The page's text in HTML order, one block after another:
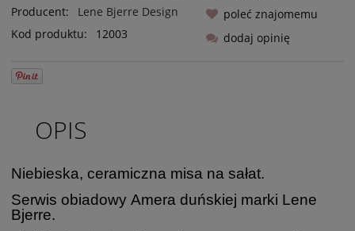
Producent:
Lene Bjerre Design
Kod produktu:
12003
poleć znajomemu
dodaj opinię
OPIS
Niebieska, ceramiczna misa na sałat.
Serwis obiadowy Amera duńskiej marki Lene
Bjerre.